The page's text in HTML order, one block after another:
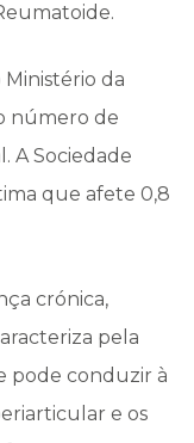
da
número de
A Sociedade
que afete 0,8
crónica,
pela
pode conduzir à
e os